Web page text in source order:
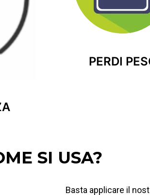
PERDI
SI USA?
Basta applicare il